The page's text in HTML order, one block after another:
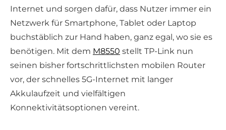
Internet und sorgen dafür, dass Nutzer immer ein
Netzwerk für Smartphone, Tablet oder Laptop
buchstäblich zur Hand haben, ganz egal, wo sie es
benötigen. Mit dem M8550 stellt TP-Link nun
seinen bisher fortschrittlichsten mobilen Router
vor, der schnelles 5G-Internet mit langer
Akkulaufzeit und vielfältigen
Konnektivitätsoptionen vereint.